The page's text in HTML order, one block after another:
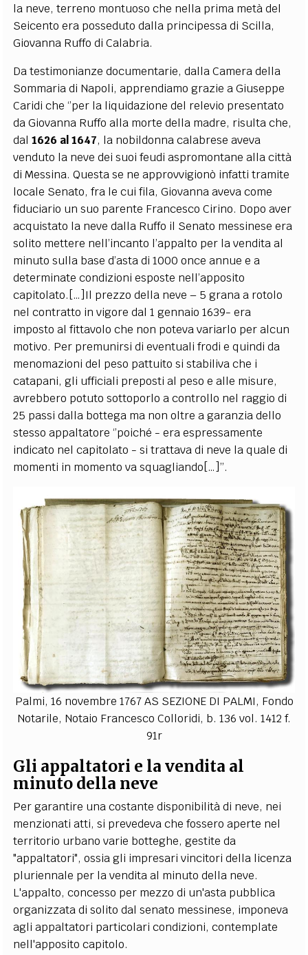
la neve, terreno montuoso che nella prima metà del
Seicento era posseduto dalla principessa di Scilla,
Giovanna Ruffo di Calabria.
Da testimonianze documentarie, dalla Camera della
Sommaria di Napoli, apprendiamo grazie a Giuseppe
Caridi che ‘’per la liquidazione del relevio presentato
da Giovanna Ruffo alla morte della madre, risulta che,
dal1626 al 1647, la nobildonna calabrese aveva
venduto la neve dei suoi feudi aspromontane alla città
di Messina. Questa se ne approvvigionò infatti tramite
locale Senato, fra le cui fila, Giovanna aveva come
fiduciario un suo parente Francesco Cirino. Dopo aver
acquistato la neve dalla Ruffo il Senato messinese era
solito mettere nell’incanto l’appalto per la vendita al
minuto sulla base d’asta di 1000 once annue e a
determinate condizioni esposte nell’apposito
capitolato.[…]Il prezzo della neve – 5 grana a rotolo
nel contratto in vigore dal 1 gennaio 1639- era
imposto al fittavolo che non poteva variarlo per alcun
motivo. Per premunirsi di eventuali frodi e quindi da
menomazioni del peso pattuito si stabiliva che i
catapani, gli ufficiali preposti al peso e alle misure,
avrebbero potuto sottoporlo a controllo nel raggio di
25 passi dalla bottega ma non oltre a garanzia dello
stesso appaltatore ‘’poiché - era espressamente
indicato nel capitolato - si trattava di neve la quale di
momenti in momento va squagliando[…]’’.
Palmi, 16 novembre 1767 AS SEZIONE DI PALMI, Fondo
Notarile, Notaio Francesco Colloridi, b. 136 vol. 1412 f.
91r
Gli appaltatori e la vendita al
minuto della neve
Per garantire una costante disponibilità di neve, nei
menzionati atti, si prevedeva che fossero aperte nel
territorio urbano varie botteghe, gestite da
"appaltatori", ossia gli impresari vincitori della licenza
pluriennale per la vendita al minuto della neve.
L'appalto, concesso per mezzo di un'asta pubblica
organizzata di solito dal senato messinese, imponeva
agli appaltatori particolari condizioni, contemplate
nell'apposito capitolo.